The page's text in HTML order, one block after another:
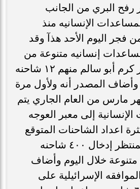
رفح البري من الجانب
الإنسانيه منذ
فجر اليوم الأحد هذآ وقد
مساعدات إنسانيه متنوعة من
معبر رفح إلى معبر كرم أبو سالم منهم ١٢ شاحنه
المصدر أنه ولأول مرة
شهر مارس من العام الجاري يتم
إلى معبر العوجه
اعداد الشاحنات المتوقع
إدخالها حيث من المنتظر إدخال ٤٠٠ شاحنه
خلال اليوم وأضاف
الإسرائيلية على